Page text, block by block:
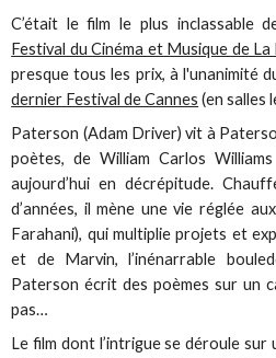
C’était le film le plus inclassable
Festival du Cinéma et Musique de La
presque tous les prix, à l'unanimité
dernier Festival de Cannes (en salles
Paterson (Adam Driver) vit à
poètes, de William Carlos
aujourd’hui en décrépitude.
d’années, il mène une vie réglée
Farahani), qui multiplie projets et
et de Marvin, l’inénarrable
Paterson écrit des poèmes sur un
pas…
Le film dont l’intrigue se déroule sur